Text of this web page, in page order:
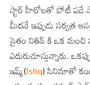
స్టార్ హీరోలతో పోటీ పడే
మీదనే ఇప్పుడు సర్వత్ర
సైతం నితిన్ కి ఒక మంచి
ఎదురుచూస్తున్నారు.
ఇష్క్(Ishq) సినిమాతో